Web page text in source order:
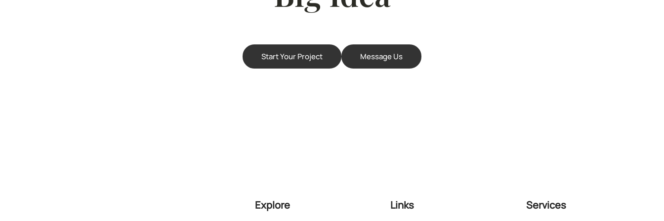
Start Your Project Message Us
Explore Links Services